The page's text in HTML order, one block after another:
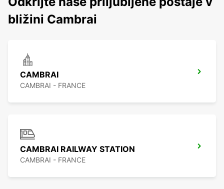
bližini Cambrai
CAMBRAI
CAMBRAI - FRANCE
CAMBRAI RAILWAY STATION
CAMBRAI - FRANCE